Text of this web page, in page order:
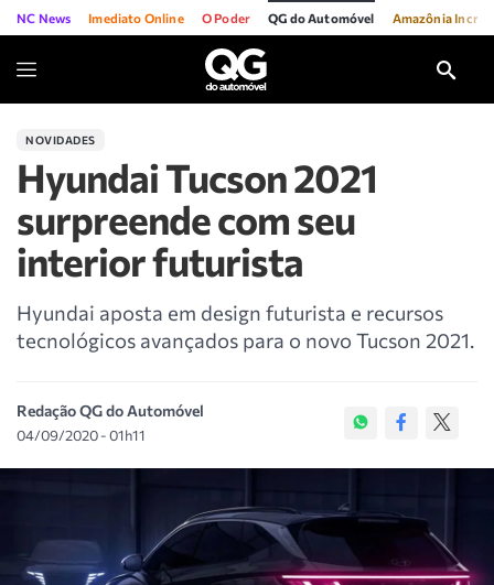
NC News Imediato Online O Poder QG do Automóvel Amazônia
NOVIDADES
Hyundai Tucson 2021
surpreende com seu
interior futurista
Hyundai aposta em design futurista e recursos
tecnológicos avançados para o novo Tucson 2021.
Redação QG do Automóvel
04/09/2020 - 01h11